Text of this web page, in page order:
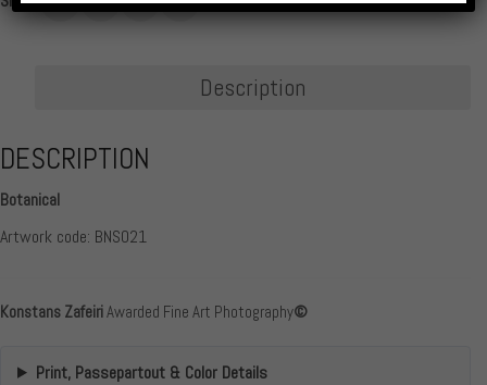
Description
DESCRIPTION
Botanical
Artwork code: BNS021
Konstans ZafeiriAwarded Fine Art Photography©
Print, Passepartout & Color Details